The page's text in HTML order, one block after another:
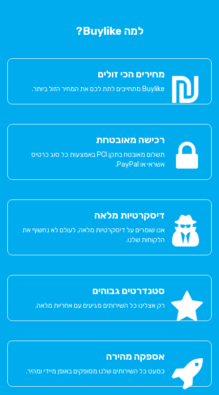
למה Buylike?
מחירים הכי זולים
Buylike מתחייבים לתת לכם את המחיר הזול ביותר.
רכישה מאובטחת
תשלום מאובטח בתקן PCI באמצעות כל סוג כרטיס
אשראי או PayPal.
דיסקרטיות מלאה
אנו שומרים על דיסקרטיות מלאה, לעולם לא נחשוף את
הלקוחות שלנו.
סטנדרטים גבוהים
רק אצלינו כל השירותים מגיעים עם אחריות מלאה.
אספקה מהירה
כמעט כל השירותים שלנו מסופקים באופן מיידי ומהיר.